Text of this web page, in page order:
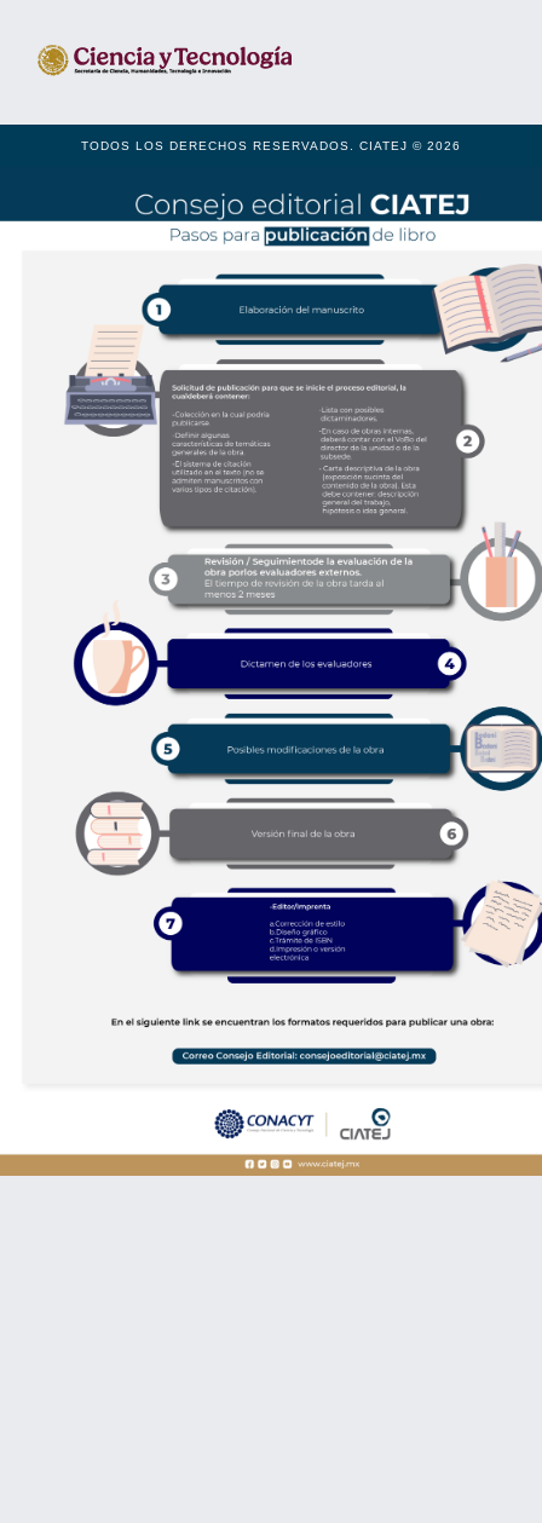
TODOS LOS DERECHOS RESERVADOS. CIATEJ © 2026